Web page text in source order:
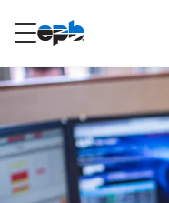
RESIDENCIAL
Internet
Energía
principal